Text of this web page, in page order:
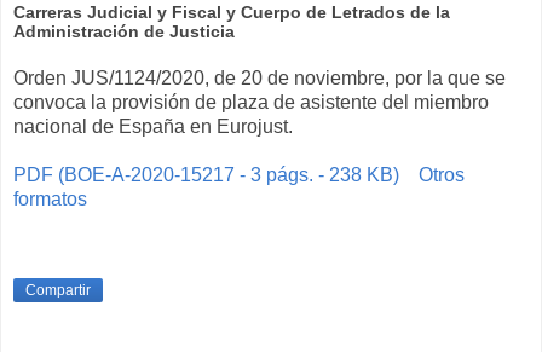
Carreras Judicial y Fiscal y Cuerpo de Letrados de la
Administración de Justicia
Orden JUS/1124/2020, de 20 de noviembre, por la que se
convoca la provisión de plaza de asistente del miembro
nacional de España en Eurojust.
PDF (BOE-A-2020-15217 - 3 págs. - 238 KB)
Otros
formatos
Compartir